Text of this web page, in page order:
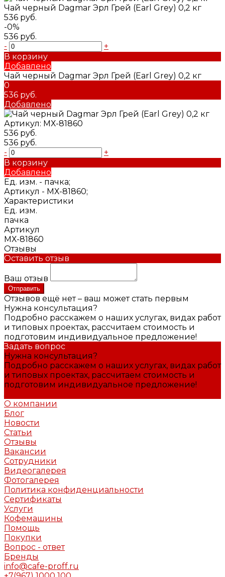
Чай черный Dagmar Эрл Грей (Earl Grey) 0,2 кг
536 руб.
-0%
536 руб.
-
+
В корзину
Добавлено
Чай черный Dagmar Эрл Грей (Earl Grey) 0,2 кг
0
536 руб.
Добавлено
Артикул: МХ-81860
536 руб.
536 руб.
-
+
В корзину
Добавлено
Ед. изм. - пачка;
Артикул - МХ-81860;
Характеристики
Ед. изм.
пачка
Артикул
МХ-81860
Отзывы
Оставить отзыв
Ваш отзыв
Отправить
Отзывов ещё нет – ваш может стать первым
Нужна консультация?
Подробно расскажем о наших услугах, видах работ
и типовых проектах, рассчитаем стоимость и
подготовим индивидуальное предложение!
Задать вопрос
Нужна консультация?
Подробно расскажем о наших услугах, видах работ
и типовых проектах, рассчитаем стоимость и
подготовим индивидуальное предложение!
О компании
Блог
Новости
Статьи
Отзывы
Вакансии
Сотрудники
Видеогалерея
Фотогалерея
Политика конфиденциальности
Сертификаты
Услуги
Кофемашины
Помощь
Покупки
Вопрос - ответ
Бренды
info@cafe-proff.ru